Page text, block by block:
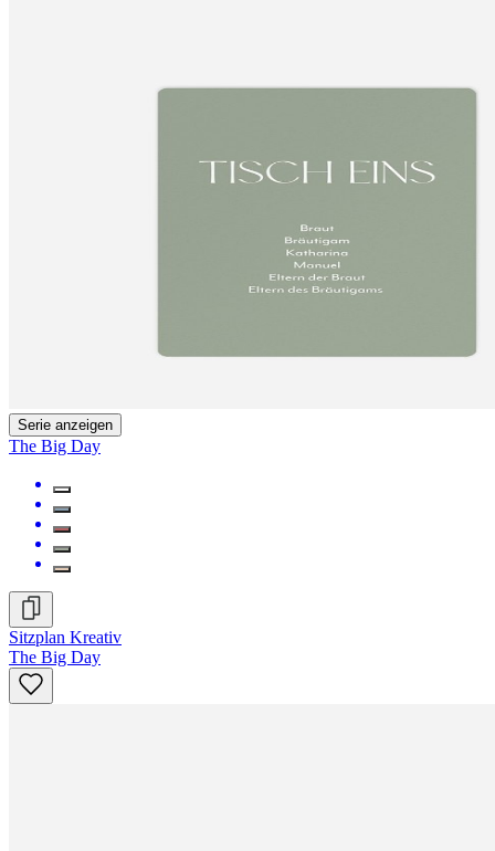
Serie anzeigen
The Big Day
Sitzplan Kreativ
The Big Day